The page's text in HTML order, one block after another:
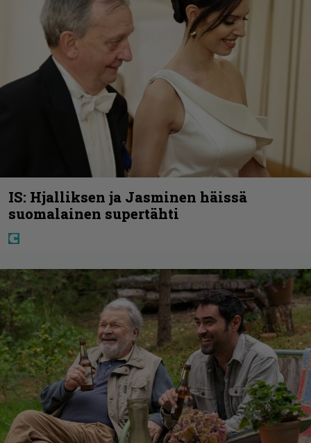
IS: Hjalliksen ja Jasminen häissä
suomalainen supertähti